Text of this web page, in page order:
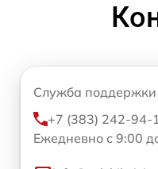
Служба поддержки
+7 (383) 242-94-
Ежедневно с 9:00